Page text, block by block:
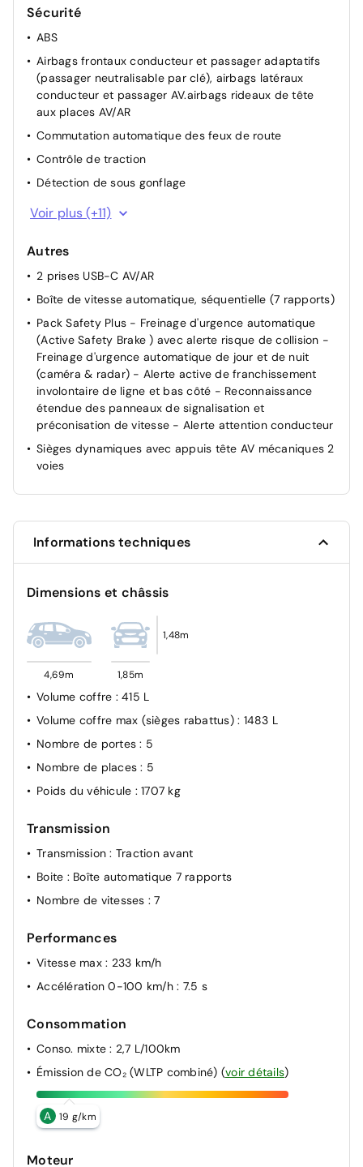
surteintées
Sécurité
ABS
Airbags frontaux conducteur et passager adaptatifs
(passager neutralisable par clé), airbags latéraux
conducteur et passager AV.airbags rideaux de tête
aux places AV/AR
Commutation automatique des feux de route
Contrôle de traction
Détection de sous gonflage
Direction assistée électrique
pente)
Fixations ISOFIX aux 2 places latérales AR (Top Tether)
Frein de stationnement électrique
Informations sur la position, consommation,
télémaintenance, statistiques de roulage et état de
charge de la batterie
Lève-vitres AV/AR électriques et séquentiels avec
antipincement
Pack Drive Assist - Régulateur de vitesse adaptatif
avec fonction Stop&Go
Pare-brise teinté feuilleté acoustique
VisioPark 1 (caméra de recul)
Voir plus (+11)
Autres
2 prises USB-C AV/AR
Boîte de vitesse automatique, séquentielle (7 rapports)
Pack Safety Plus - Freinage d'urgence automatique
(Active Safety Brake ) avec alerte risque de collision -
Freinage d'urgence automatique de jour et de nuit
(caméra & radar) - Alerte active de franchissement
involontaire de ligne et bas côté - Reconnaissance
étendue des panneaux de signalisation et
préconisation de vitesse - Alerte attention conducteur
Sièges dynamiques avec appuis tête AV mécaniques 2
voies
Informations techniques
Dimensions et châssis
4,69m 1,85m
1,48m
Volume coffre : 415 L
Volume coffre max (sièges rabattus) : 1483 L
Nombre de portes: 5
Nombre de places: 5
Poids du véhicule : 1707 kg
Transmission
Transmission: Traction avant
Boite : Boîte automatique 7 rapports
Nombre de vitesses : 7
Performances
Vitesse max : 233 km/h
Accélération 0-100 km/h : 7.5 s
Consommation
Conso. mixte: 2,7 L/100km
Émission de CO₂ (WLTP combiné) (voir détails)
A 19 g/km
Moteur